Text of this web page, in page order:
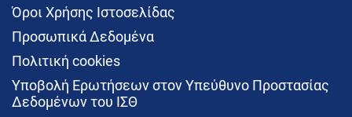
Όροι Χρήσης Ιστοσελίδας
Προσωπικά Δεδομένα
Πολιτική cookies
Υποβολή Ερωτήσεων στον Υπεύθυνο Προστασίας
Δεδομένων του ΙΣΘ